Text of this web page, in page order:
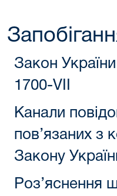
Закон
1700-VII
Канали
пов’язаних з
Закону
Роз’яснення